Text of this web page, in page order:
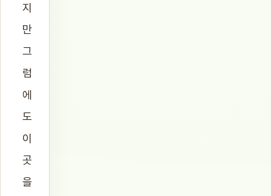
지
만
그
럼
에
도
이
곳
을